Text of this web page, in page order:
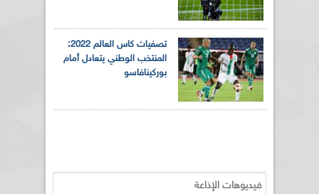
تصفيات كاس العالم 2022:
المنتخب الوطني يتعادل أمام
بوركينافاسو
فيديوهات الإذاعة